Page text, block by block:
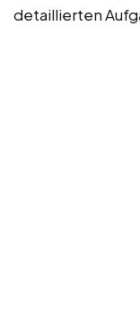
detaillierten